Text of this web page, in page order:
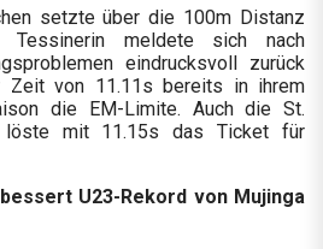
setzte über die 100m Distanz
meldete sich nach
eindrucksvoll zurück
Zeit von 11.11s bereits in ihrem
die EM-Limite. Auch die St.
löste mit 11.15s das Ticket für
U23-Rekord von Mujinga